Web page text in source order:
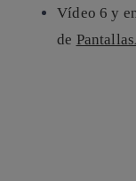
Vídeo 6 y
de